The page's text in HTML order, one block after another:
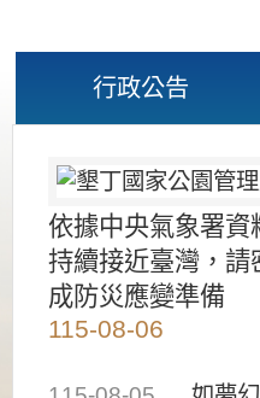
行政公告
依據中央氣象署資
持續接近臺灣，請
成防災應變準備
115-08-06